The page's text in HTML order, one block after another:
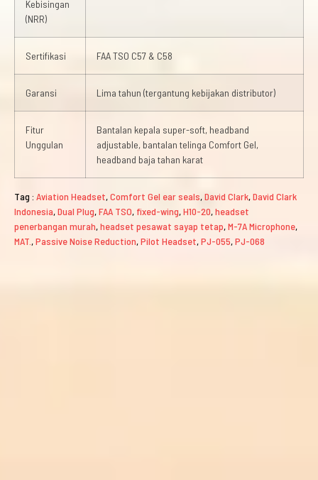
Kebisingan
(NRR)
Sertifikasi FAA TSO C57 & C58
Garansi Lima tahun (tergantung kebijakan distributor)
Fitur
Unggulan
Bantalan kepala super-soft, headband
adjustable, bantalan telinga Comfort Gel,
headband baja tahan karat
Tag : Aviation Headset,Comfort Gel ear seals,David Clark,David Clark
Indonesia,Dual Plug,FAA TSO, fixed-wing,H10-20,headset
penerbangan murah,headset pesawat sayap tetap,M-7A Microphone,
MAT. ,Passive Noise Reduction,Pilot Headset,PJ-055,PJ-068